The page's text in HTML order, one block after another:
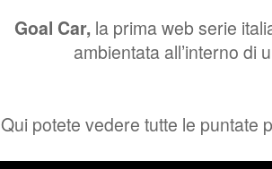
Goal Car, la prima web serie
ambientata all’interno di
Qui potete vedere tutte le puntate